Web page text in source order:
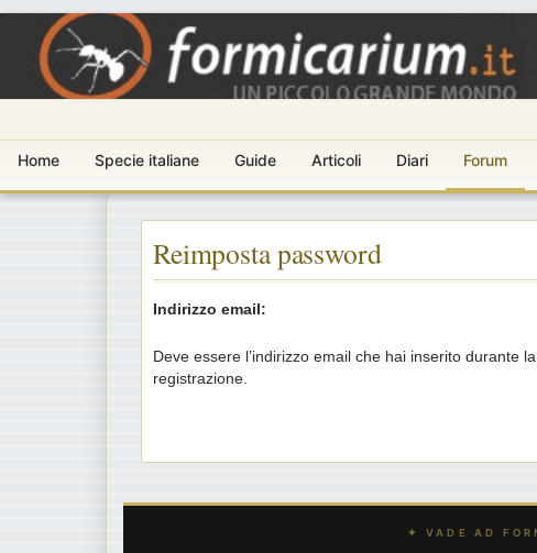
Home Specie italiane Guide Articoli Diari Forum
Reimposta password
Indirizzo email:
Deve essere l’indirizzo email che hai inserito durante la
registrazione.